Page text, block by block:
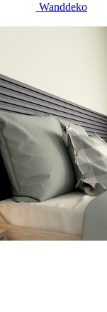
Wanddeko